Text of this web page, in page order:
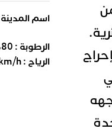
اسم المدينة
الرطوبة : 80
الرياح :h